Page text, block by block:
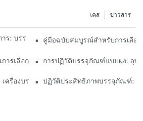
ข่าวสาร
เคส
ร: บรรลุประสิทธิภาพด้วยเครื่องบรรจุผง
คู่มือฉบับสมบูรณ์สำหรับการเลือ
ารเลือกบริษัทอุปกรณ์การบรรจุที่เชื่อถือได้
การปฏิวัติบรรจุภัณฑ์แบบผง: อุ
ครื่องบรรจุถุงแบบยืนปฏิวัติประสิทธิภาพบรรจุภัณฑ์: อุ